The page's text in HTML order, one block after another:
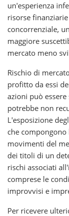
un'esperienza
risorse
concorrenziale,
maggiore
mercato meno
Rischio di
profitto da essi
azioni può
potrebbe non
L'esposizione
che compongono
movimenti del
dei titoli di un
rischi associati
comprese le
improvvisi e
Per ricevere